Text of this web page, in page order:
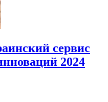
сервис
2024